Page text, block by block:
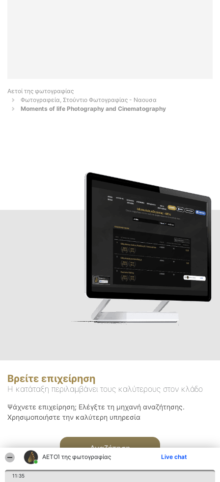
ΑΕΤΟΊ της φωτογραφίας Live chat
11:35
Αετοί της φωτογραφίας
Φωτογραφεία, Στούντιο Φωτογραφίας - Ναουσα
Moments of life Photography and Cinematography
Βρείτε επιχείρηση
Η κατάταξη περιλαμβάνει τους καλύτερους στον κλάδο
Ψάχνετε επιχείρηση; Ελέγξτε τη μηχανή αναζήτησης.
Χρησιμοποιήστε την καλύτερη υπηρεσία
Αναζήτηση